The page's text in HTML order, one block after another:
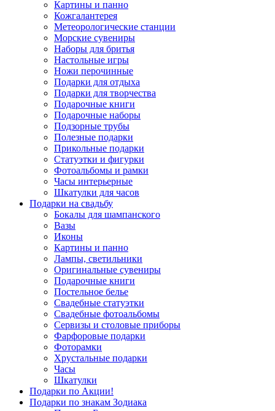
Картины и панно
Кожгалантерея
Метеорологические станции
Морские сувениры
Наборы для бритья
Настольные игры
Ножи перочинные
Подарки для отдыха
Подарки для творчества
Подарочные книги
Подарочные наборы
Подзорные трубы
Полезные подарки
Прикольные подарки
Статуэтки и фигурки
Фотоальбомы и рамки
Часы интерьерные
Шкатулки для часов
Подарки на свадьбу
Бокалы для шампанского
Вазы
Иконы
Картины и панно
Лампы, светильники
Оригинальные сувениры
Подарочные книги
Постельное белье
Свадебные статуэтки
Свадебные фотоальбомы
Сервизы и столовые приборы
Фарфоровые подарки
Фоторамки
Хрустальные подарки
Часы
Шкатулки
Подарки по Акции!
Подарки по знакам Зодиака